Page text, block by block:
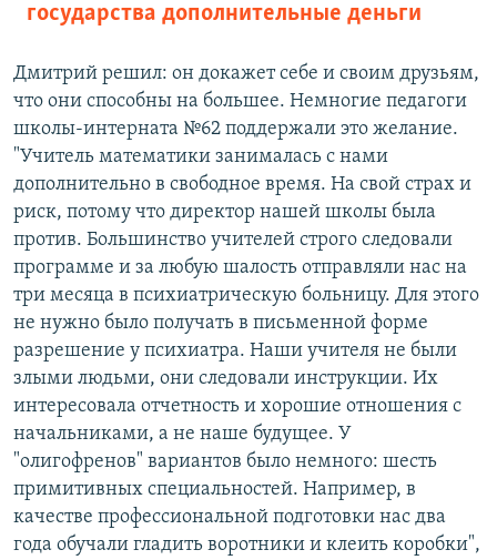
государства дополнительные деньги
Дмитрий решил: он докажет себе и своим друзьям,
что они способны на большее. Немногие педагоги
школы-интерната №62 поддержали это желание.
"Учитель математики занималась с нами
дополнительно в свободное время. На свой страх и
риск, потому что директор нашей школы была
против. Большинство учителей строго следовали
программе и за любую шалость отправляли нас на
три месяца в психиатрическую больницу. Для этого
не нужно было получать в письменной форме
разрешение у психиатра. Наши учителя не были
злыми людьми, они следовали инструкции. Их
интересовала отчетность и хорошие отношения с
начальниками, а не наше будущее. У
"олигофренов" вариантов было немного: шесть
примитивных специальностей. Например, в
качестве профессиональной подготовки нас два
года обучали гладить воротники и клеить коробки",